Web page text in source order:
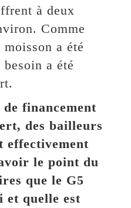
à deux
Comme
a été
a été
financement
des bailleurs
effectivement
le point du
que le G5
et quelle est